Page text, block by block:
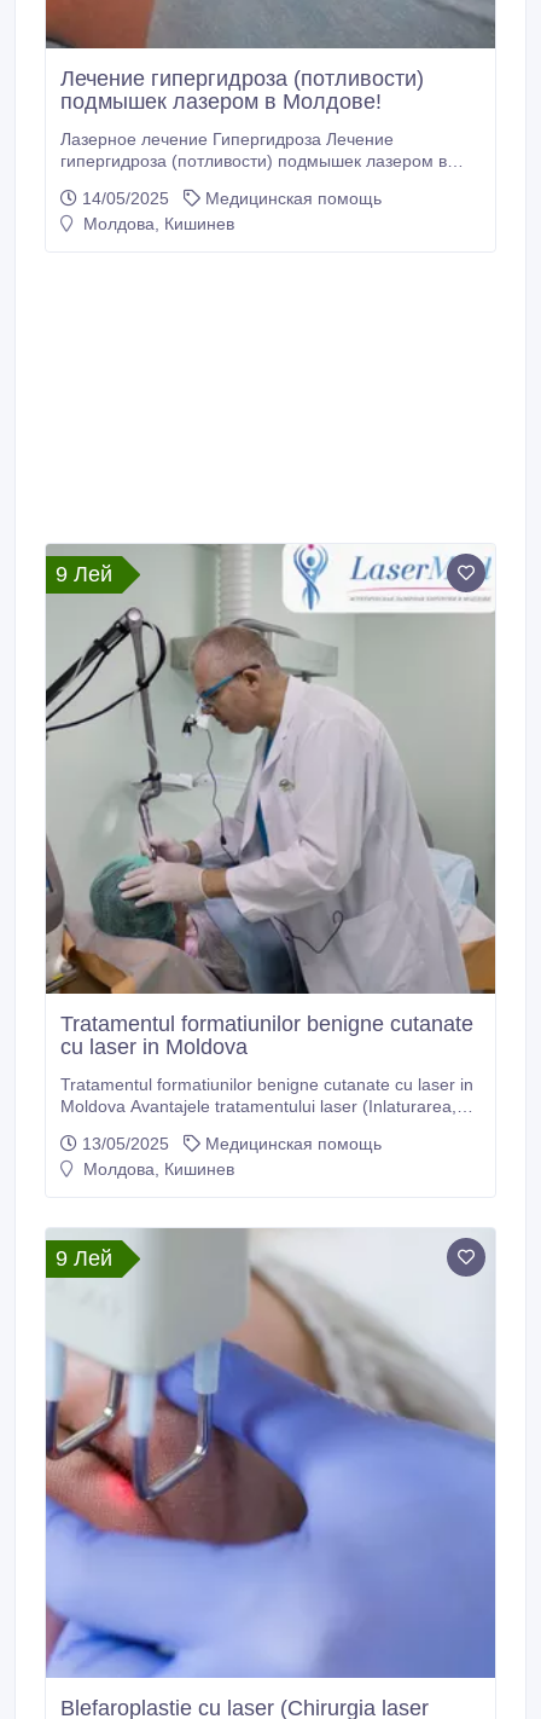
Лечение гипергидроза (потливости)
подмышек лазером в Молдове!
Лазерное лечение Гипергидроза Лечение
гипергидроза (потливости) подмышек лазером в
подмышек - уникальная методика впервые стала
доступна в Молдове! Лечение гипергидроза
14/05/2025
Медицинская помощь
Молдова, Кишинев
9 Лей
Tratamentul formatiunilor benigne cutanate
cu laser in Moldova
Tratamentul formatiunilor benigne cutanate cu laser in
Moldova Avantajele tratamentului laser (Inlaturarea,
În cabinetul de chirurgie cu laser “LaserMed”
Tratament laser (Inlaturarea, Eliminarea, Indepartarea
13/05/2025
Медицинская помощь
Молдова, Кишинев
9 Лей
Blefaroplastie cu laser (Chirurgia laser